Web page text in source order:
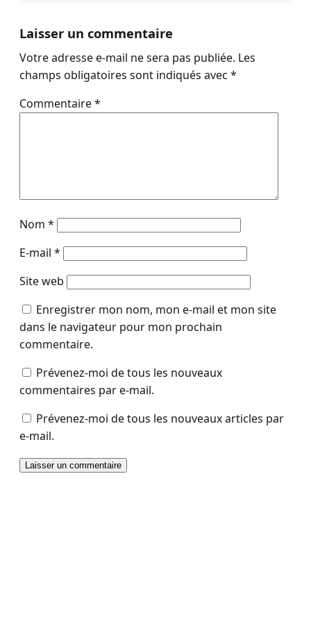
Laisser un commentaire
Votre adresse e-mail ne sera pas publiée. Les
champs obligatoires sont indiqués avec *
Commentaire*
Nom *
E-mail *
Site web
Enregistrer mon nom, mon e-mail et mon site
dans le navigateur pour mon prochain
commentaire.
Prévenez-moi de tous les nouveaux
commentaires par e-mail.
Prévenez-moi de tous les nouveaux articles par
e-mail.